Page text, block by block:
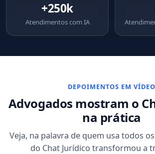
+250k
Atendimentos com IA
DEPOIMENTOS EM VÍDEO
Advogados mostram o
na prática
Veja, na palavra de quem usa todos
do Chat Jurídico transformou a